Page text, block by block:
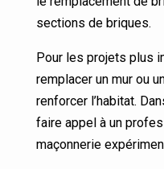
sections de briques.
Pour les projets plus
remplacer un mur ou
renforcer l’habitat.
faire appel à un
maçonnerie